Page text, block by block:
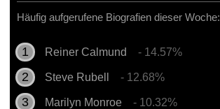
Häufig aufgerufene Biografien dieser Woche:
Reiner Calmund - 14.57%
Steve Rubell - 12.68%
Marilyn Monroe - 10.32%